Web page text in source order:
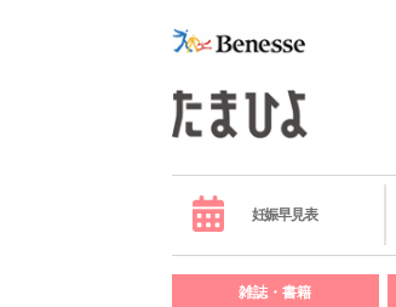
妊娠早見表
雑誌・書籍